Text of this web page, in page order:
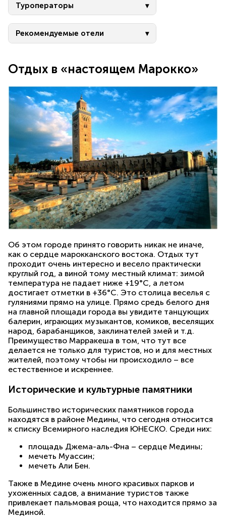
Туроператоры
Рекомендуемые отели
Отдых в «настоящем Марокко»
Об этом городе принято говорить никак не иначе,
как о сердце марокканского востока. Отдых тут
проходит очень интересно и весело практически
круглый год, а виной тому местный климат: зимой
температура не падает ниже +19°С, а летом
достигает отметки в +36°С. Это столица веселья с
гуляниями прямо на улице. Прямо средь белого дня
на главной площади города вы увидите танцующих
балерин, играющих музыкантов, комиков, веселящих
народ, барабанщиков, заклинателей змей и т.д.
Преимущество Марракеша в том, что тут все
делается не только для туристов, но и для местных
жителей, поэтому чтобы ни происходило – все
естественное и искреннее.
Исторические и культурные памятники
Большинство исторических памятников города
находятся в районе Медины, что сегодня относится
к списку Всемирного наследия ЮНЕСКО. Среди них:
площадь Джема-аль-Фна – сердце Медины;
мечеть Муассин;
мечеть Али Бен.
Также в Медине очень много красивых парков и
ухоженных садов, а внимание туристов также
привлекает пальмовая роща, что находится прямо за
Мединой.